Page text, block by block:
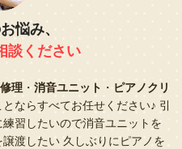
悩み、
談ください
理・ 消音ユニット ・ ピアノクリ
ならすべてお任せください♪ 引
習したいので消音ユニットを
渡したい 久しぶりにピアノを